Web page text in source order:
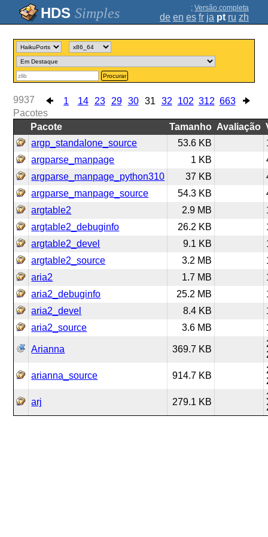
Simples ; Versão completa
de en es fr ja pt ru zh
Procurar
1 14 23 29 30 31 32 102 312 663
9937
Pacotes
Pacote
Tamanho Avaliação
argp_standalone_source
53.6 KB
argparse_manpage
1 KB
argparse_manpage_python310
37 KB
argparse_manpage_source
54.3 KB
argtable2
2.9 MB
argtable2_debuginfo
26.2 KB
argtable2_devel
9.1 KB
argtable2_source
3.2 MB
aria2
1.7 MB
aria2_debuginfo
25.2 MB
aria2_devel
8.4 KB
aria2_source
3.6 MB
Arianna 369.7 KB
arianna_source 914.7 KB
arj 279.1 KB